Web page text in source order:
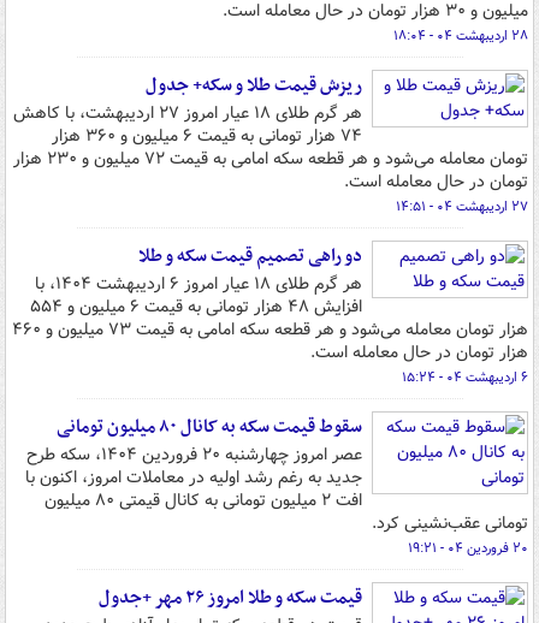
میلیون و ۳۰ هزار تومان در حال معامله است.
۲۸ اردیبهشت ۰۴ - ۱۸:۰۴
ریزش قیمت طلا و سکه+ جدول
هر گرم طلای ۱۸ عیار امروز ۲۷ اردیبهشت، با کاهش
۷۴ هزار تومانی به قیمت ۶ میلیون و ۳۶۰ هزار
تومان معامله می‌شود و هر قطعه سکه امامی به قیمت ۷۲ میلیون و ۲۳۰ هزار
تومان در حال معامله است.
۲۷ اردیبهشت ۰۴ - ۱۴:۵۱
دو راهی تصمیم قیمت سکه و طلا
هر گرم طلای ۱۸ عیار امروز ۶ اردیبهشت ۱۴۰۴، با
افزایش ۴۸ هزار تومانی به قیمت ۶ میلیون و ۵۵۴
هزار تومان معامله می‌شود و هر قطعه سکه امامی به قیمت ۷۳ میلیون و ۴۶۰
هزار تومان در حال معامله است.
۶ اردیبهشت ۰۴ - ۱۵:۲۴
سقوط قیمت سکه به کانال ۸۰ میلیون تومانی
عصر امروز چهارشنبه ۲۰ فروردین ۱۴۰۴، سکه طرح
جدید به رغم رشد اولیه در معاملات امروز، اکنون با
افت ۲ میلیون تومانی به کانال قیمتی ۸۰ میلیون
تومانی عقب‌نشینی کرد.
۲۰ فروردین ۰۴ - ۱۹:۲۱
قیمت سکه و طلا امروز ۲۶ مهر +جدول